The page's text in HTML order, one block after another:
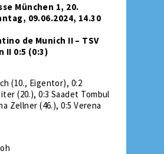
München 1, 20.
09.06.2024, 14.30
de Munich II – TSV
II 0:5 (0:3)
(10., Eigentor), 0:2
(20.), 0:3 Saadet Tombul
Zellner (46.), 0:5 Verena